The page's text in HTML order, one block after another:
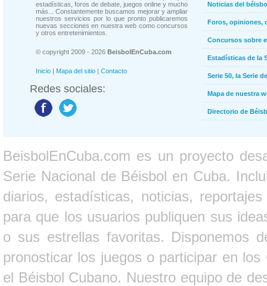
estadísticas, foros de debate, juegos online y mucho
más... Constantemente buscamos mejorar y ampliar
nuestros servicios por lo que pronto publicaremos
nuevas secciones en nuestra web como concursos
y otros entretenimientos.
© copyright 2009 - 2026 BeisbolEnCuba.com
Inicio | Mapa del sitio | Contacto
Redes sociales:
Noticias del
Foros, opiniones,
Concursos sobre
Estadísticas de la
Serie 50, la Serie
Mapa de nuestra
Directorio de
BeisbolEnCuba.com es un proyecto
Serie Nacional de Béisbol en Cuba.
diarios, estadísticas, noticias,
para que los usuarios publiquen sus
o sus estrellas favoritas. Disponemos
pronosticar los juegos o participar en
el Béisbol Cubano. Nuestro equipo de